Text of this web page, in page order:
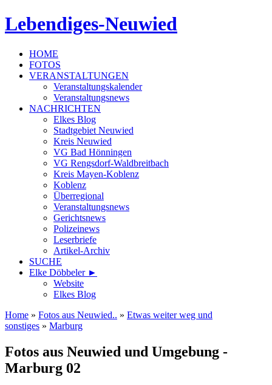
Lebendiges-Neuwied
HOME
FOTOS
VERANSTALTUNGEN
Veranstaltungskalender
Veranstaltungsnews
NACHRICHTEN
Elkes Blog
Stadtgebiet Neuwied
Kreis Neuwied
VG Bad Hönningen
VG Rengsdorf-Waldbreitbach
Kreis Mayen-Koblenz
Koblenz
Überregional
Veranstaltungsnews
Gerichtsnews
Polizeinews
Leserbriefe
Artikel-Archiv
SUCHE
Elke Döbbeler ►
Website
Elkes Blog
Home » Fotos aus Neuwied.. » Etwas weiter weg und
sonstiges » Marburg
Fotos aus Neuwied und Umgebung -
Marburg 02